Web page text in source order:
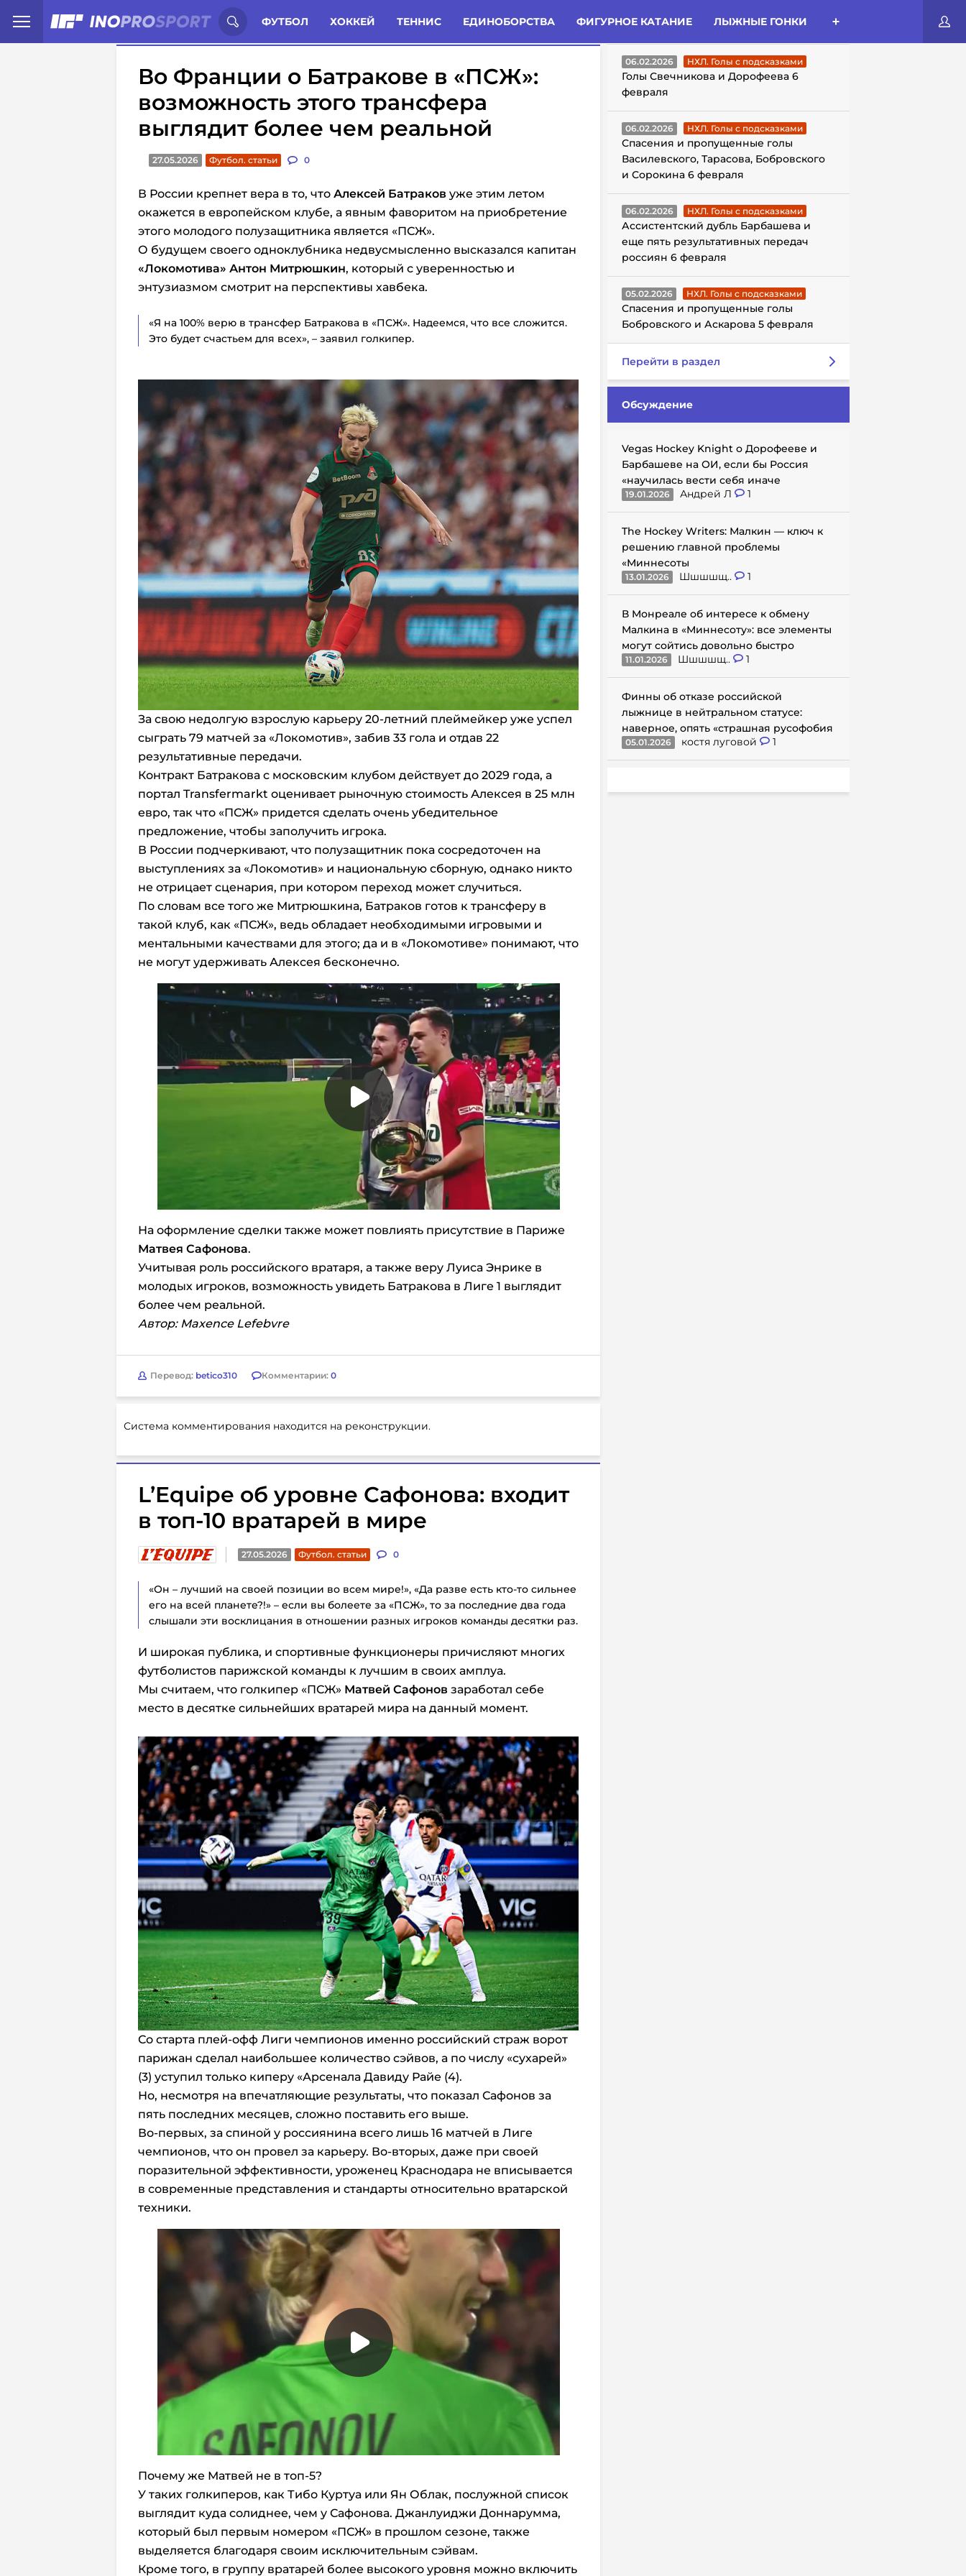
ФУТБОЛ ХОККЕЙ ТЕННИС ЕДИНОБОРСТВА ФИГУРНОЕ КАТАНИЕ ЛЫЖНЫЕ ГОНКИ
Иностранцы о спорте России: Статьи Комменты Новости
Во Франции о Батракове в «ПСЖ»:
возможность этого трансфера
выглядит более чем реальной
27.05.2026 Футбол. статьи 0
В России крепнет вера в то, что Алексей Батраков уже этим летом
окажется в европейском клубе, а явным фаворитом на приобретение
этого молодого полузащитника является «ПСЖ».
О будущем своего одноклубника недвусмысленно высказался капитан
«Локомотива» Антон Митрюшкин, который с уверенностью и
энтузиазмом смотрит на перспективы хавбека.
«Я на 100% верю в трансфер Батракова в «ПСЖ». Надеемся, что все сложится.
Это будет счастьем для всех», – заявил голкипер.
За свою недолгую взрослую карьеру 20-летний плеймейкер уже успел
сыграть 79 матчей за «Локомотив», забив 33 гола и отдав 22
результативные передачи.
Контракт Батракова с московским клубом действует до 2029 года, а
портал Transfermarkt оценивает рыночную стоимость Алексея в 25 млн
евро, так что «ПСЖ» придется сделать очень убедительное
предложение, чтобы заполучить игрока.
В России подчеркивают, что полузащитник пока сосредоточен на
выступлениях за «Локомотив» и национальную сборную, однако никто
не отрицает сценария, при котором переход может случиться.
По словам все того же Митрюшкина, Батраков готов к трансферу в
такой клуб, как «ПСЖ», ведь обладает необходимыми игровыми и
ментальными качествами для этого; да и в «Локомотиве» понимают, что
не могут удерживать Алексея бесконечно.
На оформление сделки также может повлиять присутствие в Париже
Матвея Сафонова.
Учитывая роль российского вратаря, а также веру Луиса Энрике в
молодых игроков, возможность увидеть Батракова в Лиге 1 выглядит
более чем реальной.
Автор: Maxence Lefebvre
Перевод: betico310 Комментарии: 0
Система комментирования находится на реконструкции.
L’Equipe об уровне Сафонова: входит
в топ-10 вратарей в мире
27.05.2026 Футбол. статьи 0
«Он – лучший на своей позиции во всем мире!», «Да разве есть кто-то сильнее
его на всей планете?!» – если вы болеете за «ПСЖ», то за последние два года
слышали эти восклицания в отношении разных игроков команды десятки раз.
И широкая публика, и спортивные функционеры причисляют многих
футболистов парижской команды к лучшим в своих амплуа.
Мы считаем, что голкипер «ПСЖ» Матвей Сафонов заработал себе
место в десятке сильнейших вратарей мира на данный момент.
Со старта плей-офф Лиги чемпионов именно российский страж ворот
парижан сделал наибольшее количество сэйвов, а по числу «сухарей»
(3) уступил только киперу «Арсенала Давиду Райе (4).
Но, несмотря на впечатляющие результаты, что показал Сафонов за
пять последних месяцев, сложно поставить его выше.
Во-первых, за спиной у россиянина всего лишь 16 матчей в Лиге
чемпионов, что он провел за карьеру. Во-вторых, даже при своей
поразительной эффективности, уроженец Краснодара не вписывается
в современные представления и стандарты относительно вратарской
техники.
Почему же Матвей не в топ-5?
У таких голкиперов, как Тибо Куртуа или Ян Облак, послужной список
выглядит куда солиднее, чем у Сафонова. Джанлуиджи Доннарумма,
который был первым номером «ПСЖ» в прошлом сезоне, также
выделяется благодаря своим исключительным сэйвам.
Кроме того, в группу вратарей более высокого уровня можно включить
ГОЛЫ С ПОДСКАЗКАМИ
06.02.2026 НХЛ. Голы с подсказками
Голы Свечникова и Дорофеева 6
февраля
06.02.2026 НХЛ. Голы с подсказками
Спасения и пропущенные голы
Василевского, Тарасова, Бобровского
и Сорокина 6 февраля
06.02.2026 НХЛ. Голы с подсказками
Ассистентский дубль Барбашева и
еще пять результативных передач
россиян 6 февраля
05.02.2026 НХЛ. Голы с подсказками
Спасения и пропущенные голы
Бобровского и Аскарова 5 февраля
Перейти в раздел
Обсуждение
Vegas Hockey Knight о Дорофееве и
Барбашеве на ОИ, если бы Россия
«научилась вести себя иначе
19.01.2026 Андрей Л 1
The Hockey Writers: Малкин — ключ к
решению главной проблемы
«Миннесоты
13.01.2026 Шшшшщ.. 1
В Монреале об интересе к обмену
Малкина в «Миннесоту»: все элементы
могут сойтись довольно быстро
11.01.2026 Шшшшщ.. 1
Финны об отказе российской
лыжнице в нейтральном статусе:
наверное, опять «страшная русофобия
05.01.2026 костя луговой 1